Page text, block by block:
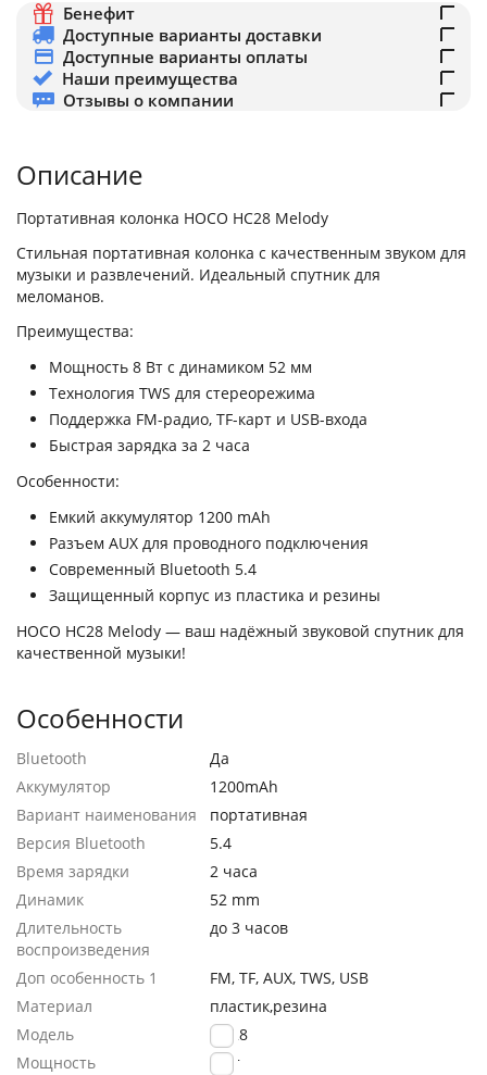
Бенефит
Доступные варианты доставки
Доступные варианты оплаты
Наши преимущества
Отзывы о компании
Описание
Портативная колонка HOCO HC28 Melody
Стильная портативная колонка с качественным звуком для
музыки и развлечений. Идеальный спутник для
меломанов.
Преимущества:
Мощность 8 Вт с динамиком 52 мм
Технология TWS для стереорежима
Поддержка FM-радио, TF-карт и USB-входа
Быстрая зарядка за 2 часа
Особенности:
Емкий аккумулятор 1200 mAh
Разъем AUX для проводного подключения
Современный Bluetooth 5.4
Защищенный корпус из пластика и резины
HOCO HC28 Melody — ваш надёжный звуковой спутник для
качественной музыки!
Особенности
Bluetooth
Да
Аккумулятор
1200mAh
Вариант наименования
портативная
Версия Bluetooth
5.4
Время зарядки
2 часа
Динамик
52 mm
Длительность
воспроизведения
до 3 часов
Доп особенность 1
FM, TF, AUX, TWS, USB
Материал
пластик,резина
Модель
HC28
Мощность
8 Вт